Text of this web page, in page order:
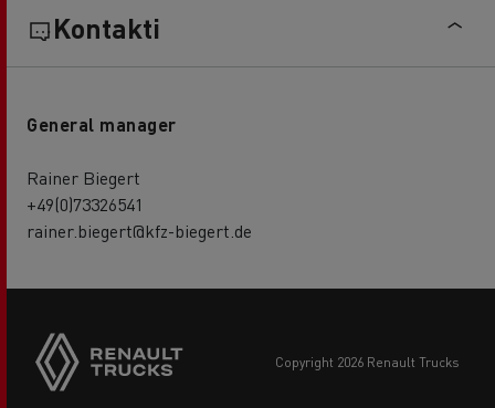
Kontakti
General manager
Rainer Biegert
+49(0)73326541
rainer.biegert@kfz-biegert.de
copyright 2026 Renault Trucks